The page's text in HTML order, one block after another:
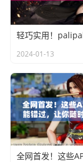
2024-01-13